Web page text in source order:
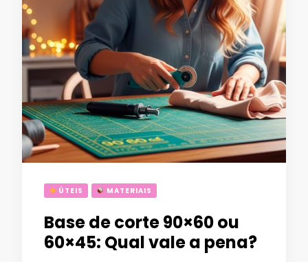
ÚTEIS MATERIAIS
Base de corte 90×60 ou
60×45: Qual vale a pena?